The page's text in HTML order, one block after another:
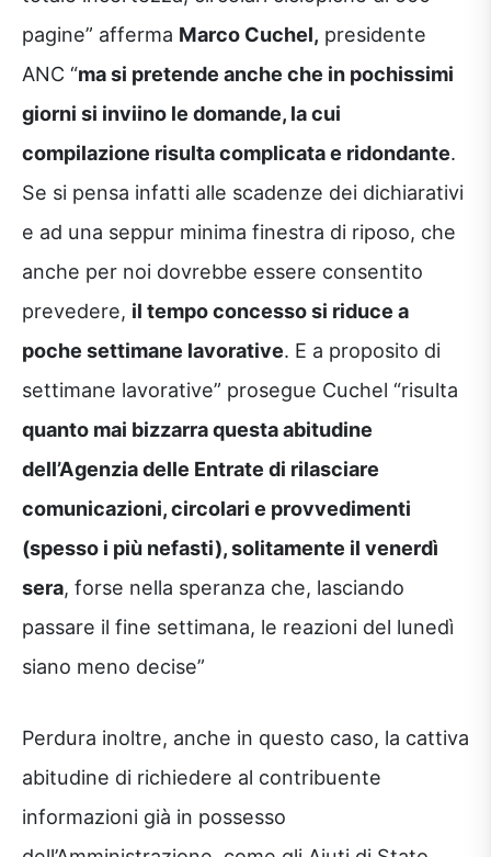
pagine” afferma Marco Cuchel, presidente
ANC “ma si pretende anche che in pochissimi
giorni si inviino le domande, la cui
compilazione risulta complicata e ridondante.
Se si pensa infatti alle scadenze dei dichiarativi
e ad una seppur minima finestra di riposo, che
anche per noi dovrebbe essere consentito
prevedere, il tempo concesso si riduce a
poche settimane lavorative. E a proposito di
settimane lavorative” prosegue Cuchel “risulta
quanto mai bizzarra questa abitudine
dell’Agenzia delle Entrate di rilasciare
comunicazioni, circolari e provvedimenti
(spesso i più nefasti), solitamente il venerdì
sera, forse nella speranza che, lasciando
passare il fine settimana, le reazioni del lunedì
siano meno decise”
Perdura inoltre, anche in questo caso, la cattiva
abitudine di richiedere al contribuente
informazioni già in possesso